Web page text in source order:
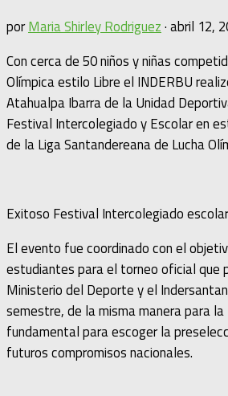
porMaria Shirley Rodriguez·abril 12,
Con cerca de 50 niños y niñas
Olímpica estilo Libre el INDERBU
Atahualpa Ibarra de la Unidad
Festival Intercolegiado y Escolar en
de la Liga Santandereana de Lucha
Exitoso Festival Intercolegiado
El evento fue coordinado con el
estudiantes para el torneo oficial que
Ministerio del Deporte y el
semestre, de la misma manera para la
fundamental para escoger la
futuros compromisos nacionales.